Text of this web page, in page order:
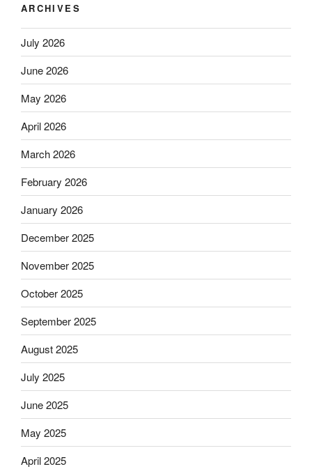
ARCHIVES
July 2026
June 2026
May 2026
April 2026
March 2026
February 2026
January 2026
December 2025
November 2025
October 2025
September 2025
August 2025
July 2025
June 2025
May 2025
April 2025